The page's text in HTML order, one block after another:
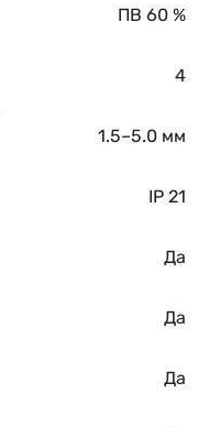
ПВ 60 %
4
1.5–5.0 мм
IP 21
Да
Да
Да